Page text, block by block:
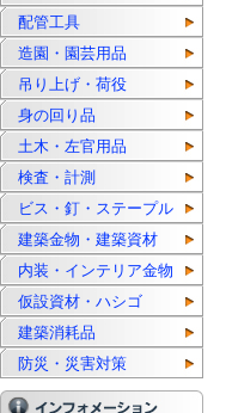
配管工具
造園・園芸用品
吊り上げ・荷役
身の回り品
土木・左官用品
検査・計測
ビス・釘・ステープル
建築金物・建築資材
内装・インテリア金物
仮設資材・ハシゴ
建築消耗品
防災・災害対策